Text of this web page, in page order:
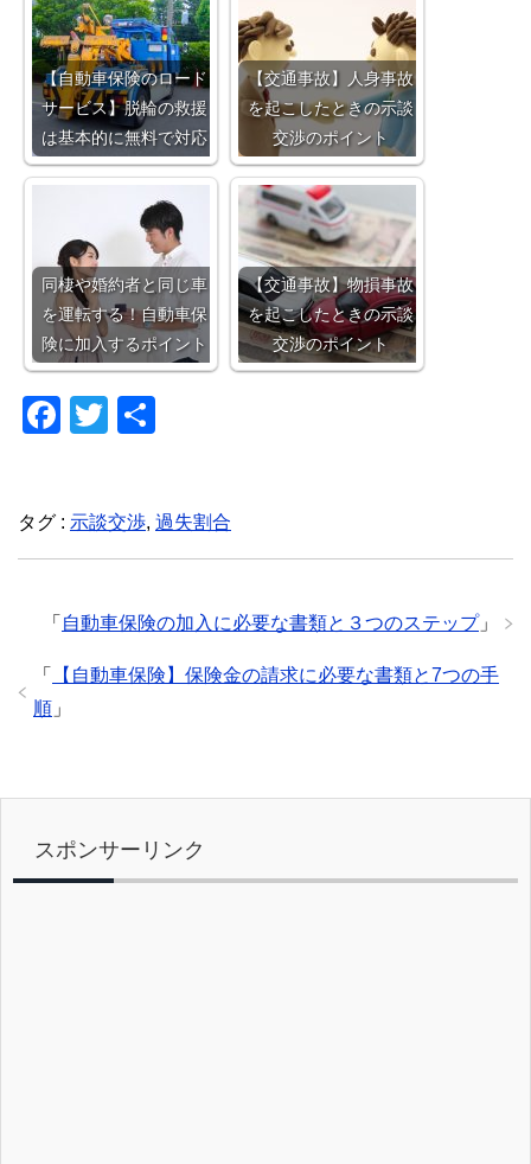
【自動車保険のロード
サービス】脱輪の救援
は基本的に無料で対応
【交通事故】人身事故
を起こしたときの示談
交渉のポイント
同棲や婚約者と同じ車
を運転する！自動車保
険に加入するポイント
【交通事故】物損事故
を起こしたときの示談
交渉のポイント
F
e
b
o
o
k
T
er
タグ : 示談交渉, 過失割合
「 自動車保険の加入に必要な書類と３つのステップ」
「
【自動車保険】保険金の請求に必要な書類と7つの手
順 」
スポンサーリンク